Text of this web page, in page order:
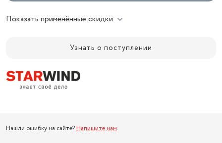
Показать применённые скидки
Узнать о поступлении
Нашли ошибку на сайте? Напишите нам.